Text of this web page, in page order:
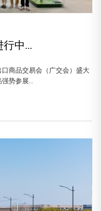
中...
商品交易会（广交会）盛大
势参展...